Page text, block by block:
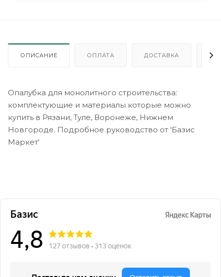
ОПИСАНИЕ ОПЛАТА ДОСТАВКА
Опалубка для монолитного строительства:
комплектующие и материалы которые можно
купить в Рязани, Туле, Воронеже, Нижнем
Новгороде. Подробное руководство от 'Базис
Маркет'